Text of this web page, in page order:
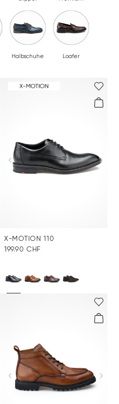
Halbschuhe Loafer
X-MOTION 110
199.90 CHF